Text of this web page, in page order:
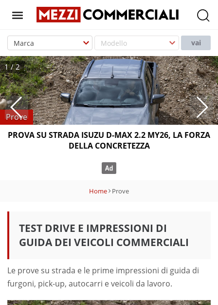
T
g
g
l
e
n
a
v
i
vai
Prove
PROVA SU STRADA ISUZU D-MAX 2.2 MY26, LA FORZA
DELLA CONCRETEZZA
1/2
Home Prove
TEST DRIVE E IMPRESSIONI DI
GUIDA DEI VEICOLI COMMERCIALI
Le prove su strada e le prime impressioni di guida di
furgoni, pick-up, autocarri e veicoli da lavoro.